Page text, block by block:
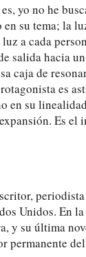
yo no he
su tema; la
a cada
salida hacia
caja de
es
en su
Es
Unidos. En
y su última
permanente